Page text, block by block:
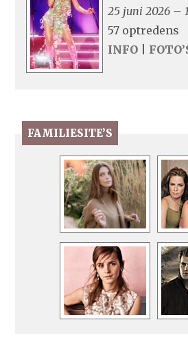
25 juni 2026 –
57 optredens
INFO
FAMILIESITE’S